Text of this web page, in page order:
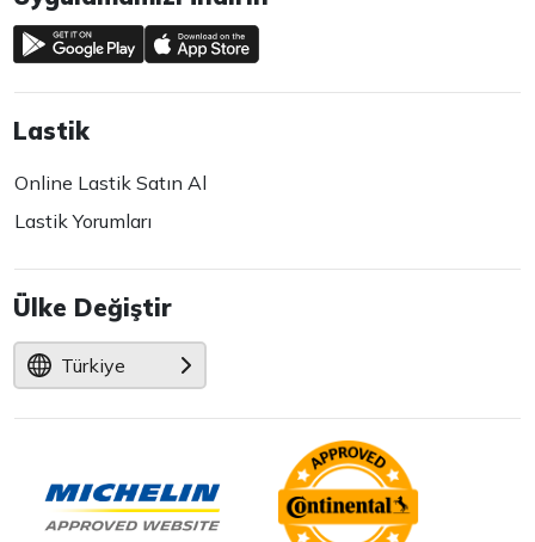
Lastik
Online Lastik Satın Al
Lastik Yorumları
Ülke Değiştir
Türkiye